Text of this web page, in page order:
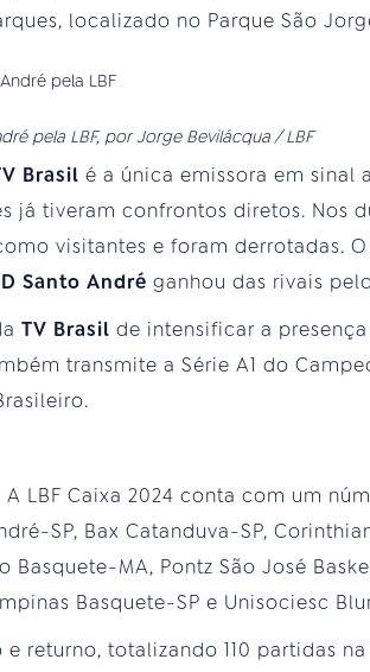
localizado no Parque São
pela LBF, por Jorge Bevilácqua / LBF
Brasil é a única emissora em sinal
já tiveram confrontos diretos. Nos
visitantes e foram derrotadas. O
Santo André ganhou das rivais
TV Brasil de intensificar a
transmite a Série A1 do
LBF Caixa 2024 conta com um
SP, Bax Catanduva-SP,
MA, Pontz São José
Basquete-SP e Unisociesc
returno, totalizando 110 partidas